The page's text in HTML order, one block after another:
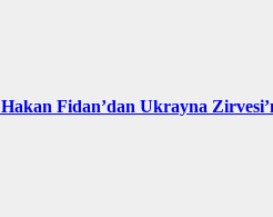
Hakan Fidan’dan Ukrayna